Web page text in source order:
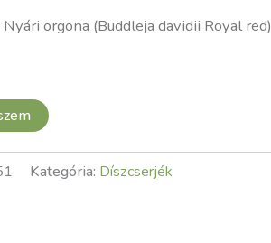
Nyári orgona (Buddleja davidii Royal red)
Kategória: Díszcserjék